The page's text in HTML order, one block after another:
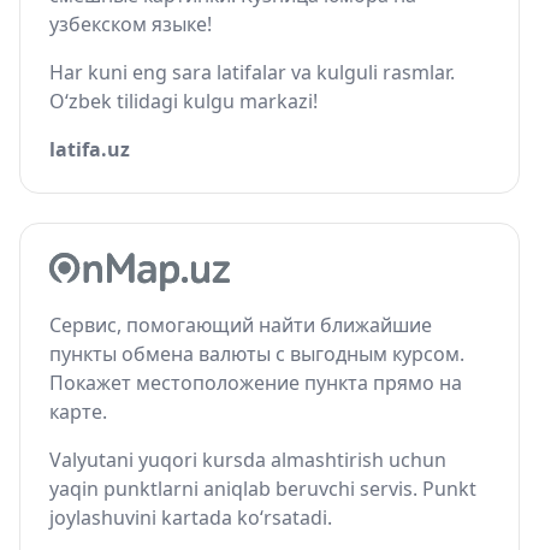
узбекском языке!
Har kuni eng sara latifalar va kulguli rasmlar.
O‘zbek tilidagi kulgu markazi!
latifa.uz
Сервис, помогающий найти ближайшие
пункты обмена валюты с выгодным курсом.
Покажет местоположение пункта прямо на
карте.
Valyutani yuqori kursda almashtirish uchun
yaqin punktlarni aniqlab beruvchi servis. Punkt
joylashuvini kartada ko‘rsatadi.